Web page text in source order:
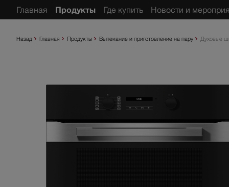
Назад Главная Продукты Выпекание и приготовление на пару Духовые
Главная Продукты Где купить Новости и